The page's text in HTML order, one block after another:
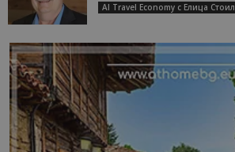
AI Travel Economy с Елица